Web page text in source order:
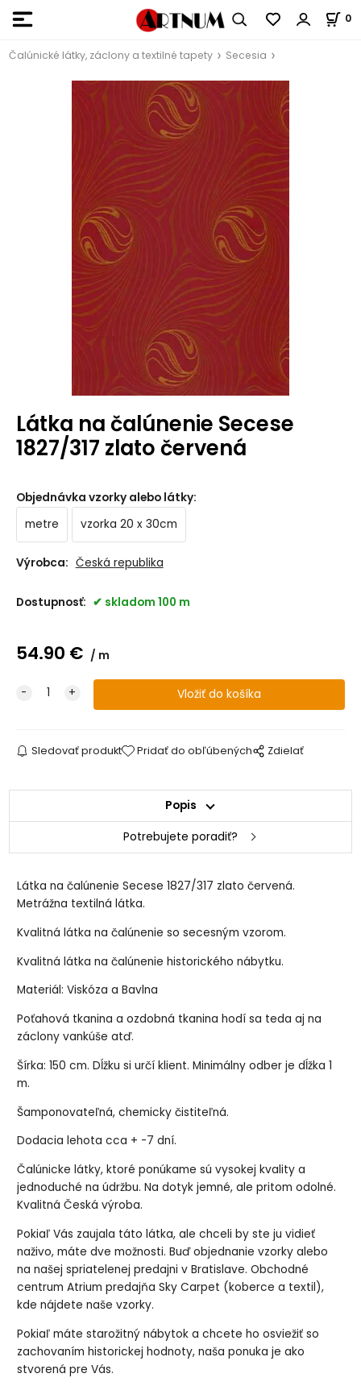
0
Čalúnické látky, záclony a textilné tapety Secesia
Látka na čalúnenie Secese
1827/317 zlato červená
Objednávka vzorky alebo látky:
metre
vzorka 20 x 30cm
Výrobca: Česká republika
Dostupnosť: skladom 100 m
54.90 € m
Sledovať produkt Pridať do obľúbených Zdielať
Popis
Potrebujete poradiť?
Látka na čalúnenie Secese 1827/317 zlato červená.
Metrážna textilná látka.
Kvalitná látka na čalúnenie so secesným vzorom.
Kvalitná látka na čalúnenie historického nábytku.
Materiál: Viskóza a Bavlna
Poťahová tkanina a ozdobná tkanina hodí sa teda aj na
záclony vankúše atď.
Šírka: 150 cm. Dĺžku si určí klient. Minimálny odber je dĺžka 1
m.
Šamponovateľná, chemicky čistiteľná.
Dodacia lehota cca + -7 dní.
Čalúnicke látky, ktoré ponúkame sú vysokej kvality a
jednoduché na údržbu. Na dotyk jemné, ale pritom odolné.
Kvalitná Česká výroba.
Pokiaľ Vás zaujala táto látka, ale chceli by ste ju vidieť
naživo, máte dve možnosti. Buď objednanie vzorky alebo
na našej spriatelenej predajni v Bratislave. Obchodné
centrum Atrium predajňa Sky Carpet (koberce a textil),
kde nájdete naše vzorky.
Pokiaľ máte starožitný nábytok a chcete ho osviežiť so
zachovaním historickej hodnoty, naša ponuka je ako
stvorená pre Vás.